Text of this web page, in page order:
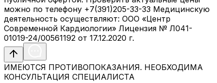
можно по телефону +7(391)205-33-33 Медицинскую
деятельность осуществляют: ООО «Центр
Современной Кардиологии» Лицензия № Л041-
01019-24/00561192 от 17.12.2020 г.
ИМЕЮТСЯ ПРОТИВОПОКАЗАНИЯ. НЕОБХОДИМА
КОНСУЛЬТАЦИЯ СПЕЦИАЛИСТА